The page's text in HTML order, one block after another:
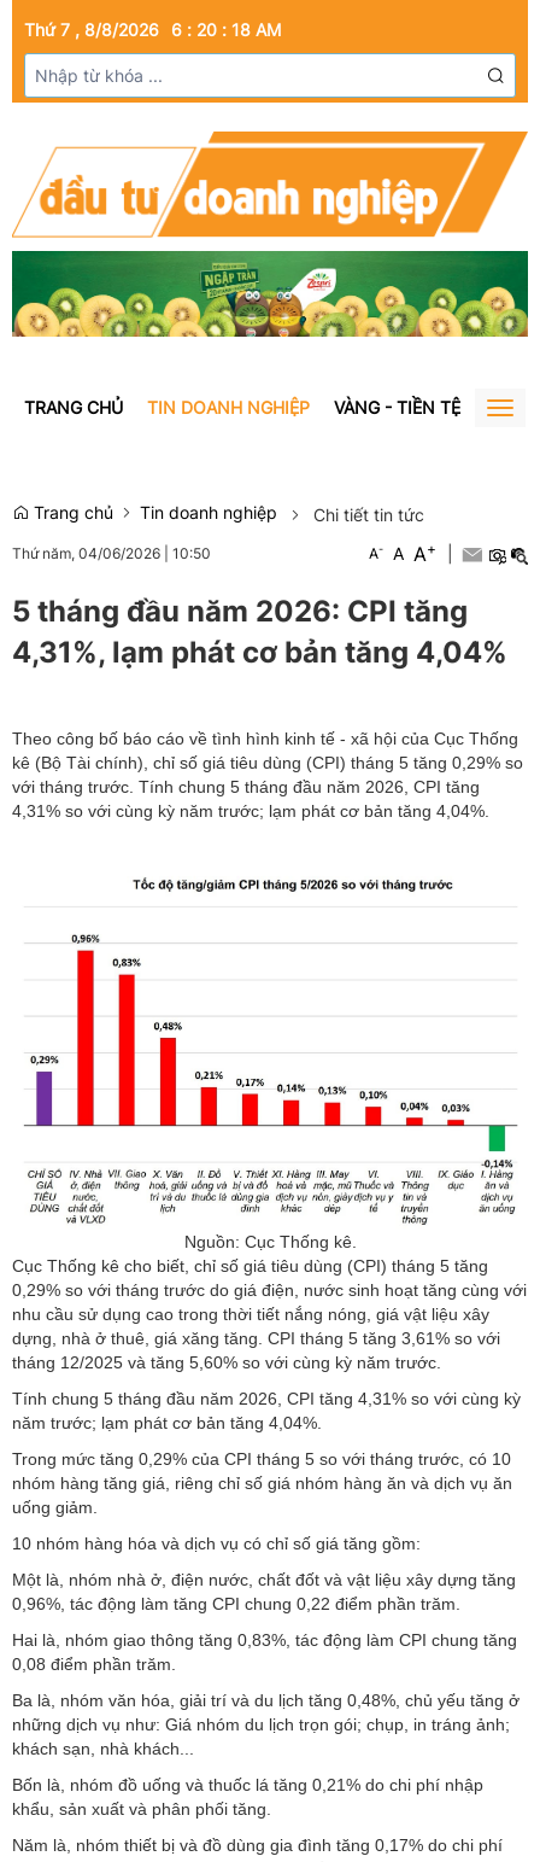
Thứ 7 , 8/8/2026 6 : 20 : 19 AM
TRANG CHỦ TIN DOANH NGHIỆP VÀNG - TIỀN TỆ BẤT
Trang chủ Tin doanh nghiệp Chi tiết tin tức
Thứ năm, 04/06/2026 10:50 A- A A+
5 tháng đầu năm 2026: CPI tăng
4,31%, lạm phát cơ bản tăng 4,04%
Theo công bố báo cáo về tình hình kinh tế - xã hội của Cục Thống
kê (Bộ Tài chính), chỉ số giá tiêu dùng (CPI) tháng 5 tăng 0,29% so
với tháng trước. Tính chung 5 tháng đầu năm 2026, CPI tăng
4,31% so với cùng kỳ năm trước; lạm phát cơ bản tăng 4,04%.
Nguồn: Cục Thống kê.
Cục Thống kê cho biết, chỉ số giá tiêu dùng (CPI) tháng 5 tăng
0,29% so với tháng trước do giá điện, nước sinh hoạt tăng cùng với
nhu cầu sử dụng cao trong thời tiết nắng nóng, giá vật liệu xây
dựng, nhà ở thuê, giá xăng tăng. CPI tháng 5 tăng 3,61% so với
tháng 12/2025 và tăng 5,60% so với cùng kỳ năm trước.
Tính chung 5 tháng đầu năm 2026, CPI tăng 4,31% so với cùng kỳ
năm trước; lạm phát cơ bản tăng 4,04%.
Trong mức tăng 0,29% của CPI tháng 5 so với tháng trước, có 10
nhóm hàng tăng giá, riêng chỉ số giá nhóm hàng ăn và dịch vụ ăn
uống giảm.
10 nhóm hàng hóa và dịch vụ có chỉ số giá tăng gồm:
Một là, nhóm nhà ở, điện nước, chất đốt và vật liệu xây dựng tăng
0,96%, tác động làm tăng CPI chung 0,22 điểm phần trăm.
Hai là, nhóm giao thông tăng 0,83%, tác động làm CPI chung tăng
0,08 điểm phần trăm.
Ba là, nhóm văn hóa, giải trí và du lịch tăng 0,48%, chủ yếu tăng ở
những dịch vụ như: Giá nhóm du lịch trọn gói; chụp, in tráng ảnh;
khách sạn, nhà khách...
Bốn là, nhóm đồ uống và thuốc lá tăng 0,21% do chi phí nhập
khẩu, sản xuất và phân phối tăng.
Năm là, nhóm thiết bị và đồ dùng gia đình tăng 0,17% do chi phí